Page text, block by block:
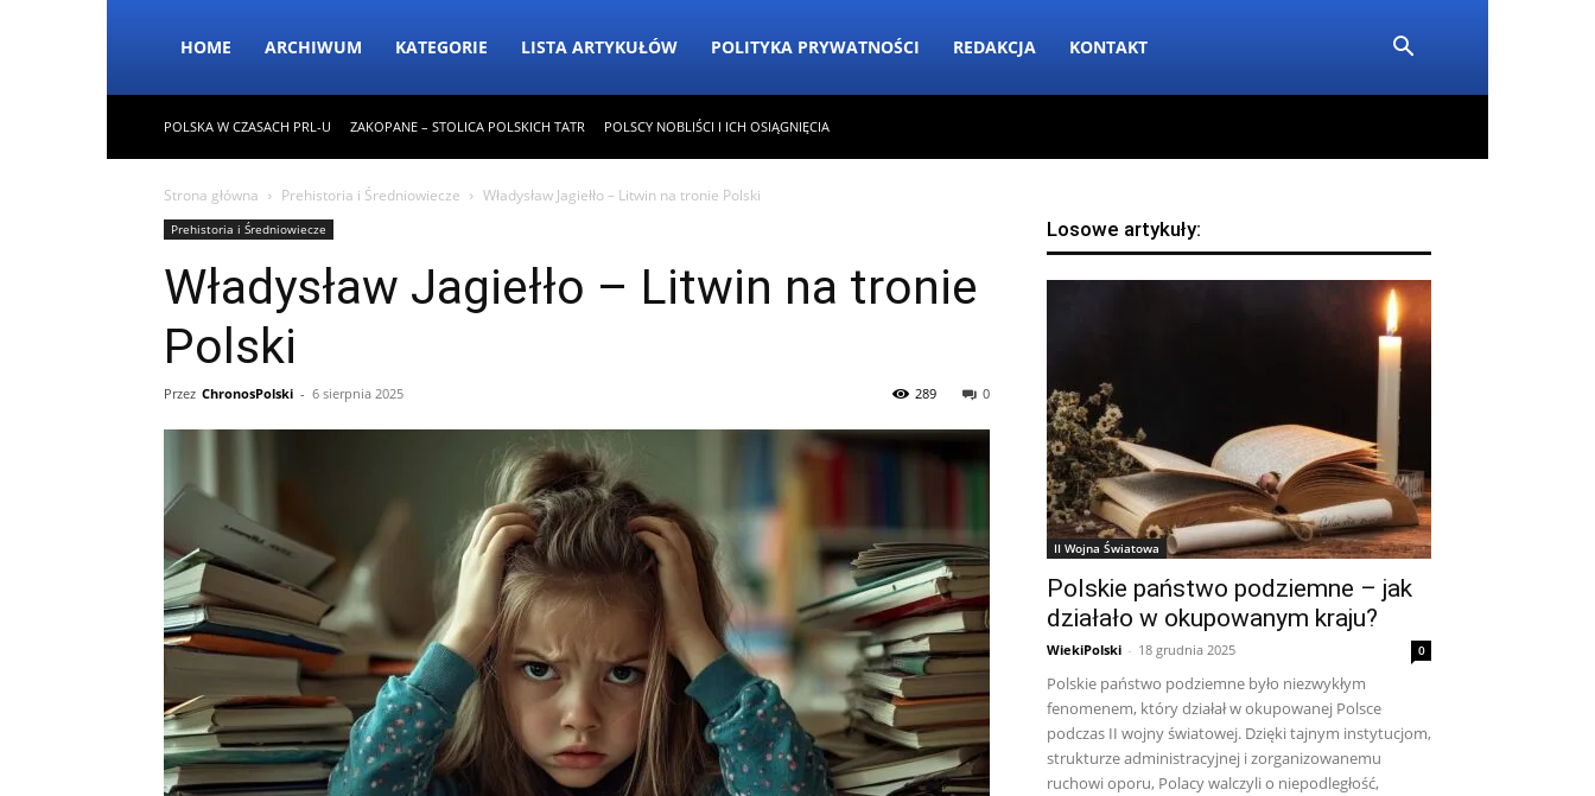
HOME ARCHIWUM KATEGORIE LISTA ARTYKUŁÓW POLITYKA PRYWATNOŚCI REDAKCJA KONTAKT
POLSKA W CZASACH PRL-U ZAKOPANE – STOLICA POLSKICH TATR POLSCY NOBLIŚCI I ICH OSIĄGNIĘCIA
Strona główna Prehistoria i Średniowiecze Władysław Jagiełło – Litwin na tronie Polski
Prehistoria i Średniowiecze
Władysław Jagiełło – Litwin na tronie
Polski
Przez ChronosPolski - 6 sierpnia 2025 0
289
Losowe artykuły:
II Wojna Światowa
Polskie państwo podziemne – jak
działało w okupowanym kraju?
WiekiPolski - 18 grudnia 2025 0
Polskie państwo podziemne było niezwykłym
fenomenem, który działał w okupowanej Polsce
podczas II wojny światowej. Dzięki tajnym instytucjom,
strukturze administracyjnej i zorganizowanemu
ruchowi oporu, Polacy walczyli o niepodległość,